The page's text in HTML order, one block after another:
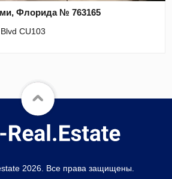
Флорида № 763165
CU103
2026. Все права защищены.